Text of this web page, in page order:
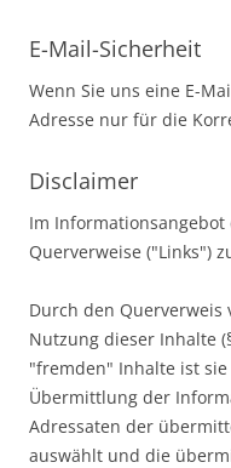
E-Mail-Sicherheit
Wenn Sie uns eine E-
Adresse nur für die
Disclaimer
Im Informationsangebot
Querverweise ("Links")
Durch den Querverweis
Nutzung dieser Inhalte
"fremden" Inhalte ist
Übermittlung der
Adressaten der
auswählt und die